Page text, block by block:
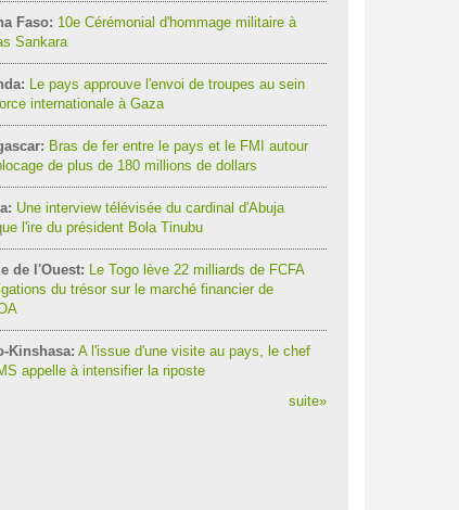
Faso: 10e Cérémonial d'hommage militaire à
Sankara
Le pays approuve l'envoi de troupes au sein
internationale à Gaza
Bras de fer entre le pays et le FMI autour
de plus de 180 millions de dollars
Une interview télévisée du cardinal d'Abuja
l'ire du président Bola Tinubu
de l'Ouest: Le Togo lève 22 milliards de FCFA
du trésor sur le marché financier de
Kinshasa: A l'issue d'une visite au pays, le chef
appelle à intensifier la riposte
suite»